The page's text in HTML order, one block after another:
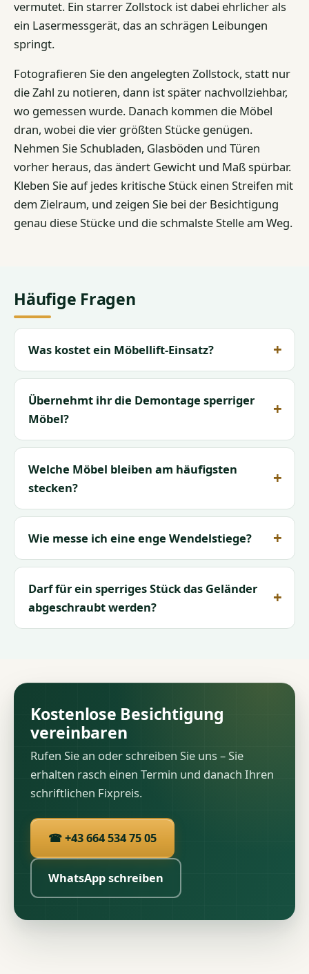
vermutet. Ein starrer Zollstock ist dabei ehrlicher als
ein Lasermessgerät, das an schrägen Leibungen
springt.
Fotografieren Sie den angelegten Zollstock, statt nur
die Zahl zu notieren, dann ist später nachvollziehbar,
wo gemessen wurde. Danach kommen die Möbel
dran, wobei die vier größten Stücke genügen.
Nehmen Sie Schubladen, Glasböden und Türen
vorher heraus, das ändert Gewicht und Maß spürbar.
Kleben Sie auf jedes kritische Stück einen Streifen mit
dem Zielraum, und zeigen Sie bei der Besichtigung
genau diese Stücke und die schmalste Stelle am Weg.
Häufige Fragen
Was kostet ein Möbellift-Einsatz?
Übernehmt ihr die Demontage sperriger
Möbel?
Welche Möbel bleiben am häufigsten
stecken?
Wie messe ich eine enge Wendelstiege?
Darf für ein sperriges Stück das Geländer
abgeschraubt werden?
Kostenlose Besichtigung
vereinbaren
Rufen Sie an oder schreiben Sie uns – Sie
erhalten rasch einen Termin und danach Ihren
schriftlichen Fixpreis.
☎ +43 664 534 75 05
WhatsApp schreiben